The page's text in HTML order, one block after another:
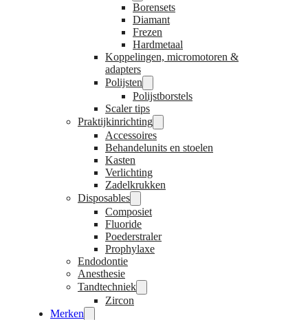
Borensets
Diamant
Frezen
Hardmetaal
Koppelingen, micromotoren &
adapters
Polijsten
Polijstborstels
Scaler tips
Praktijkinrichting
Accessoires
Behandelunits en stoelen
Kasten
Verlichting
Zadelkrukken
Disposables
Composiet
Fluoride
Poederstraler
Prophylaxe
Endodontie
Anesthesie
Tandtechniek
Zircon
Merken